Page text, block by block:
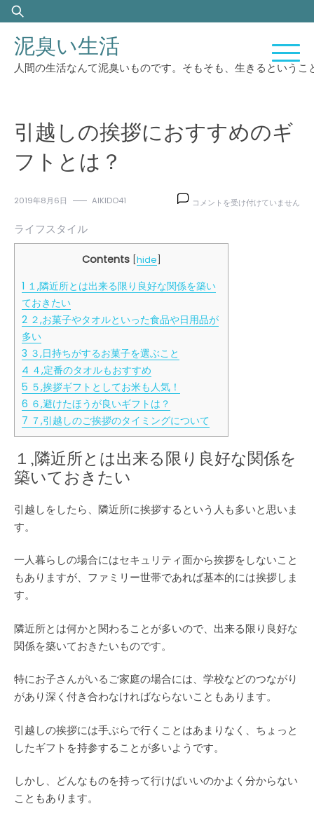
Skip
to
content
索:
泥臭い生活
人間の生活なんて泥臭いものです。そもそも、生きるという
引越しの挨拶におすすめのギ
フトとは？
2019年8月6日 AIKIDO41
お
す
め
は
コメントを受け付けていません
ライフスタイル
Contents hide
1 １,隣近所とは出来る限り良好な関係を築い
ておきたい
2 ２,お菓子やタオルといった食品や日用品が
多い
3 ３,日持ちがするお菓子を選ぶこと
4 ４,定番のタオルもおすすめ
5 ５,挨拶ギフトとしてお米も人気！
6 ６,避けたほうが良いギフトは？
7 ７,引越しのご挨拶のタイミングについて
１,隣近所とは出来る限り良好な関係を
築いておきたい
引越しをしたら、隣近所に挨拶するという人も多いと思いま
す。
一人暮らしの場合にはセキュリティ面から挨拶をしないこと
もありますが、ファミリー世帯であれば基本的には挨拶しま
す。
隣近所とは何かと関わることが多いので、出来る限り良好な
関係を築いておきたいものです。
特にお子さんがいるご家庭の場合には、学校などのつながり
があり深く付き合わなければならないこともあります。
引越しの挨拶には手ぶらで行くことはあまりなく、ちょっと
したギフトを持参することが多いようです。
しかし、どんなものを持って行けばいいのかよく分からない
こともあります。